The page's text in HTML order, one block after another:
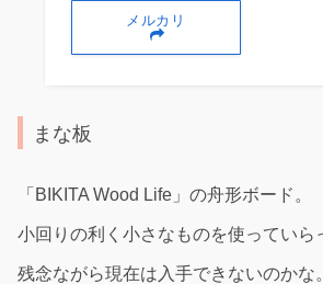
メルカリ
まな板
「BIKITA Wood Life」の舟形ボード。
小回りの利く小さなものを使っていら
残念ながら現在は入手できないのかな。